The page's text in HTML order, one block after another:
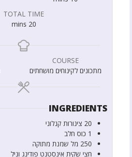
TOTAL TIME
20
mins
COURSE
מתכונים לקינוחים מושחתים
INGREDIENTS
20 צינורות קנלוני
1 כוס חלב
250 מל שמנת מתוקה
חצי שקית אינסטנט פודינג וניל